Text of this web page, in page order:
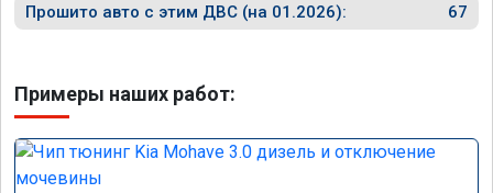
Прошито авто с этим ДВС (на 01.2026): 67
Примеры наших работ: